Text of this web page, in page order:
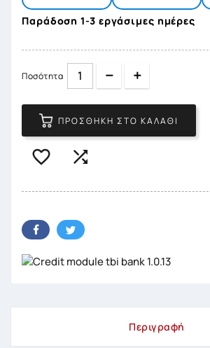
Παράδοση 1-3 εργάσιμες ημέρες
Ποσότητα Quantity
ΠΡΟΣΘΉΚΗ ΣΤΟ ΚΑΛΆΘΙ
 
Περιγραφή